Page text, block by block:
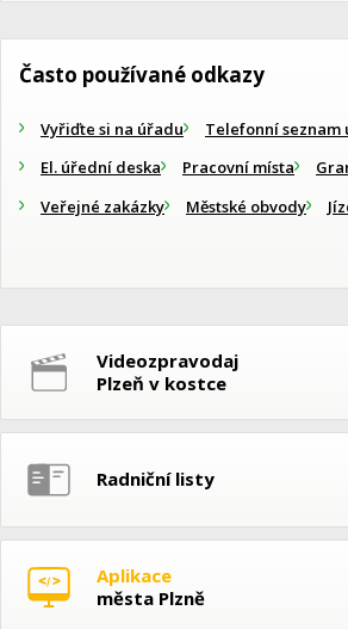
Často používané odkazy
Vyřiďte si na úřadu
Telefonní seznam
El. úřední deska
Pracovní místa
Veřejné zakázky
Městské obvody
Videozpravodaj
Plzeň v kostce
Radniční listy
Aplikace
města Plzně